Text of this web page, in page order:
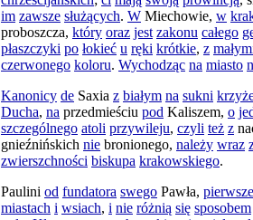
im zawsze służących. W Miechowie, w
proboszcza, który oraz jest zakonu całego
płaszczyki po łokieć u ręki krótkie, z
czerwonego koloru. Wychodząc na miasto
Kanonicy de Saxia z białym na sukni
Ducha, na przedmieściu pod Kaliszem, o
szczególnego atoli przywileju, czyli też z
gnieźnińskich nie bronionego, należy wraz
zwierszchności biskupa krakowskiego.
Paulini od fundatora swego Pawła,
miastach i wsiach, i nie różnią się sposobem